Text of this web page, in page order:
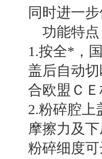
同时进一
功能特点
1.按全*，
盖后自动
合欧盟Ｃ
2.粉碎腔上
摩擦力及
粉碎细度